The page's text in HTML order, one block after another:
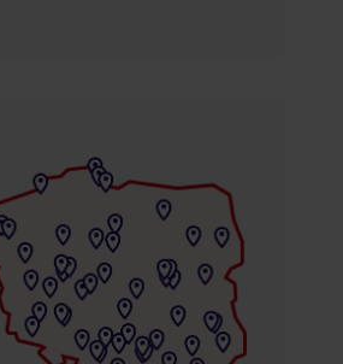
Gdańsk
Łostowice
ul. Łostowicka 4
tel. +48 504 968 360
zobacz
Gdańsk
Przymorze
ul. Kołobrzeska 30
tel. +48 510 857
zobacz